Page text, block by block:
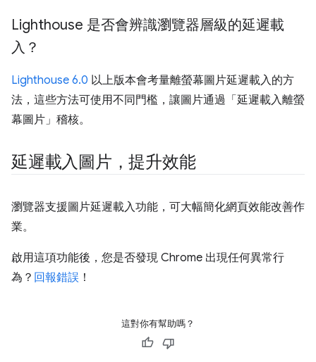
Lighthouse 是否會辨識瀏覽器層級的延遲載
入？
Lighthouse 6.0 以上版本會考量離螢幕圖片延遲載入的方
法，這些方法可使用不同門檻，讓圖片通過「延遲載入離螢
幕圖片」 稽核。
延遲載入圖片，提升效能
瀏覽器支援圖片延遲載入功能，可大幅簡化網頁效能改善作
業。
啟用這項功能後，您是否發現 Chrome 出現任何異常行
為？ 回報錯誤 ！
這對你有幫助嗎？